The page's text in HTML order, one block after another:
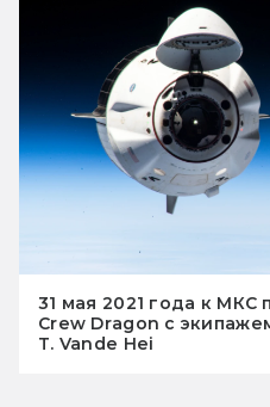
31 мая 2021 года к МКС
Crew Dragon с
T. Vande Hei